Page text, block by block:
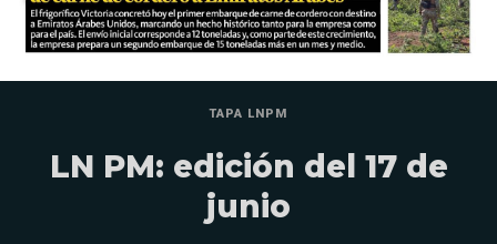
TAPA LNPM
LN PM: edición del 17 de
junio